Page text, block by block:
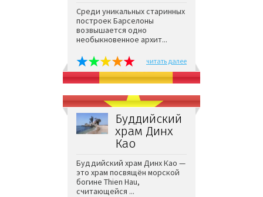
Среди уникальных старинных
построек Барселоны
возвышается одно
необыкновенное архит...
читать далее
Буддийский
храм Динх
Каo
Буддийский храм Динх Каo —
это храм посвящён морской
богине Thien Hau,
считающейся ...